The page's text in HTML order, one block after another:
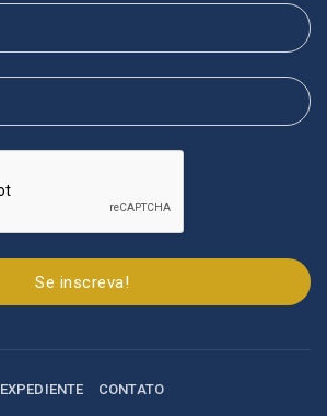
Se inscreva!
EXPEDIENTE CONTATO